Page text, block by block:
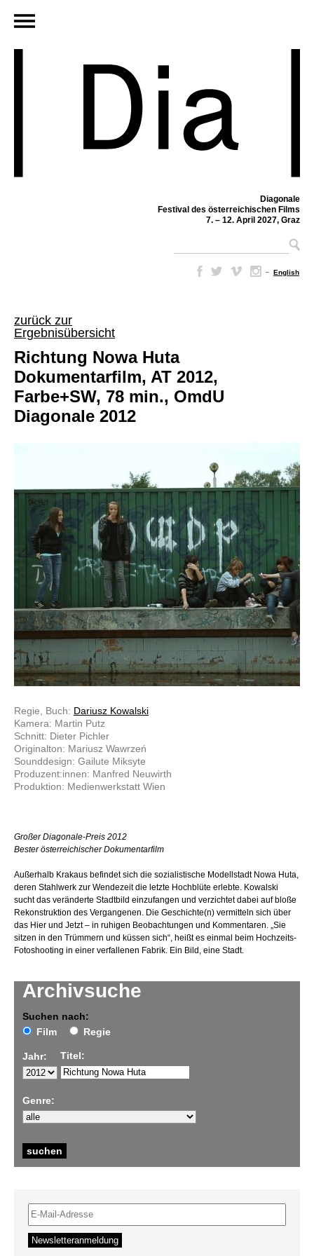
Diagonale
Festival des österreichischen Films
7. – 12. April 2027, Graz
– English
zurück zur
Ergebnisübersicht
Archivsuche
Suchen nach:
Film
Regie
Jahr: Titel:
Genre:
Richtung Nowa Huta
Dokumentarfilm, AT 2012,
Farbe+SW, 78 min., OmdU
Diagonale 2012
Regie, Buch: Dariusz Kowalski
Kamera: Martin Putz
Schnitt: Dieter Pichler
Originalton: Mariusz Wawrzeń
Sounddesign: Gailute Miksyte
Produzent:innen: Manfred Neuwirth
Produktion: Medienwerkstatt Wien
Großer Diagonale-Preis 2012
Bester österreichischer Dokumentarfilm
Außerhalb Krakaus befindet sich die sozialistische Modellstadt Nowa Huta,
deren Stahlwerk zur Wendezeit die letzte Hochblüte erlebte. Kowalski
sucht das veränderte Stadtbild einzufangen und verzichtet dabei auf bloße
Rekonstruktion des Vergangenen. Die Geschichte(n) vermitteln sich über
das Hier und Jetzt – in ruhigen Beobachtungen und Kommentaren. „Sie
sitzen in den Trümmern und küssen sich“, heißt es einmal beim Hochzeits-
Fotoshooting in einer verfallenen Fabrik. Ein Bild, eine Stadt.